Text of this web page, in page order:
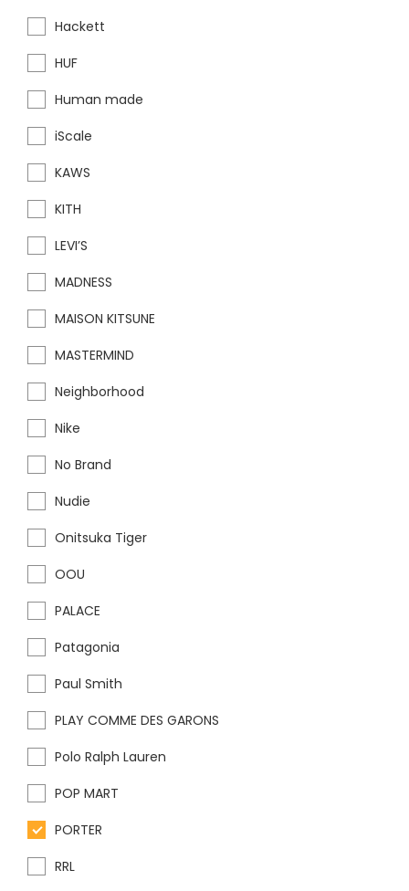
Hackett
HUF
Human made
iScale
KAWS
KITH
LEVI’S
MADNESS
MAISON KITSUNE
MASTERMIND
Neighborhood
Nike
No Brand
Nudie
Onitsuka Tiger
OOU
PALACE
Patagonia
Paul Smith
PLAY COMME DES GARONS
Polo Ralph Lauren
POP MART
PORTER
RRL